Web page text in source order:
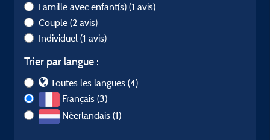
Famille avec enfant(s) (1 avis)
Couple (2 avis)
Individuel (1 avis)
Trier par langue :
Toutes les langues (4)
Français (3)
Néerlandais (1)